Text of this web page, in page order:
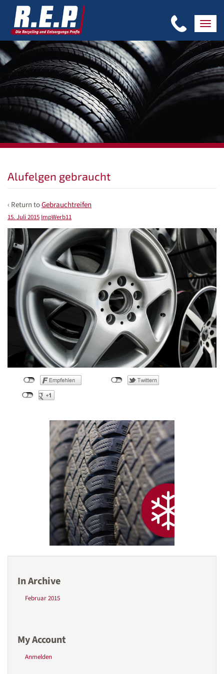
Alufelgen gebraucht
‹ Return toGebrauchtreifen
15. Juli 2015 ImpWerb11
In Archive
Februar 2015
My Account
Anmelden